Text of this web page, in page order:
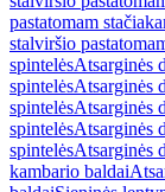
pastatomam
stalviršio
spintelėsAtsarginės
spintelėsAtsarginės
spintelėsAtsarginės
spintelėsAtsarginės
spintelėsAtsarginės
kambario baldai